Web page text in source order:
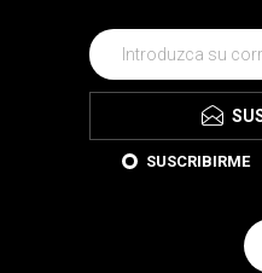
SUSCRIBIRME